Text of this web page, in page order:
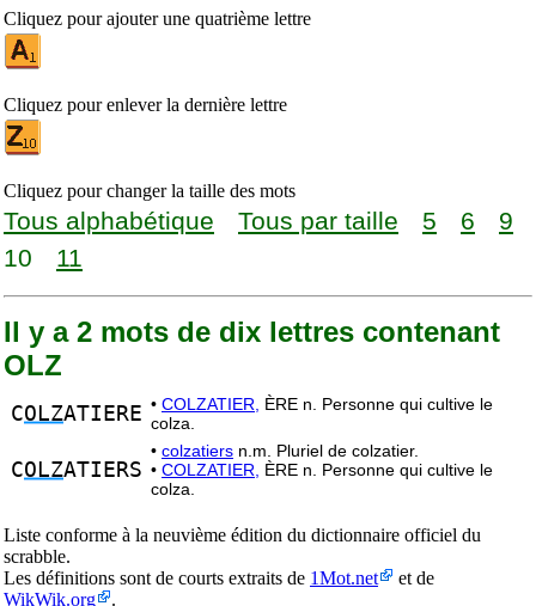
Cliquez pour ajouter une quatrième lettre
Cliquez pour enlever la dernière lettre
Cliquez pour changer la taille des mots
Tous alphabétique Tous par taille 5 6
9
10
11
Il y a 2 mots de dix lettres contenant
OLZ
COLZATIERE • COLZATIER,
ÈRE n. Personne qui cultive le
colza.
COLZATIERS
• colzatiers n.m. Pluriel de colzatier.
• COLZATIER,
ÈRE n. Personne qui cultive le
colza.
Liste conforme à la neuvième édition du dictionnaire officiel du
scrabble.
Les définitions sont de courts extraits de 1Mot.net
et de
WikWik.org
.